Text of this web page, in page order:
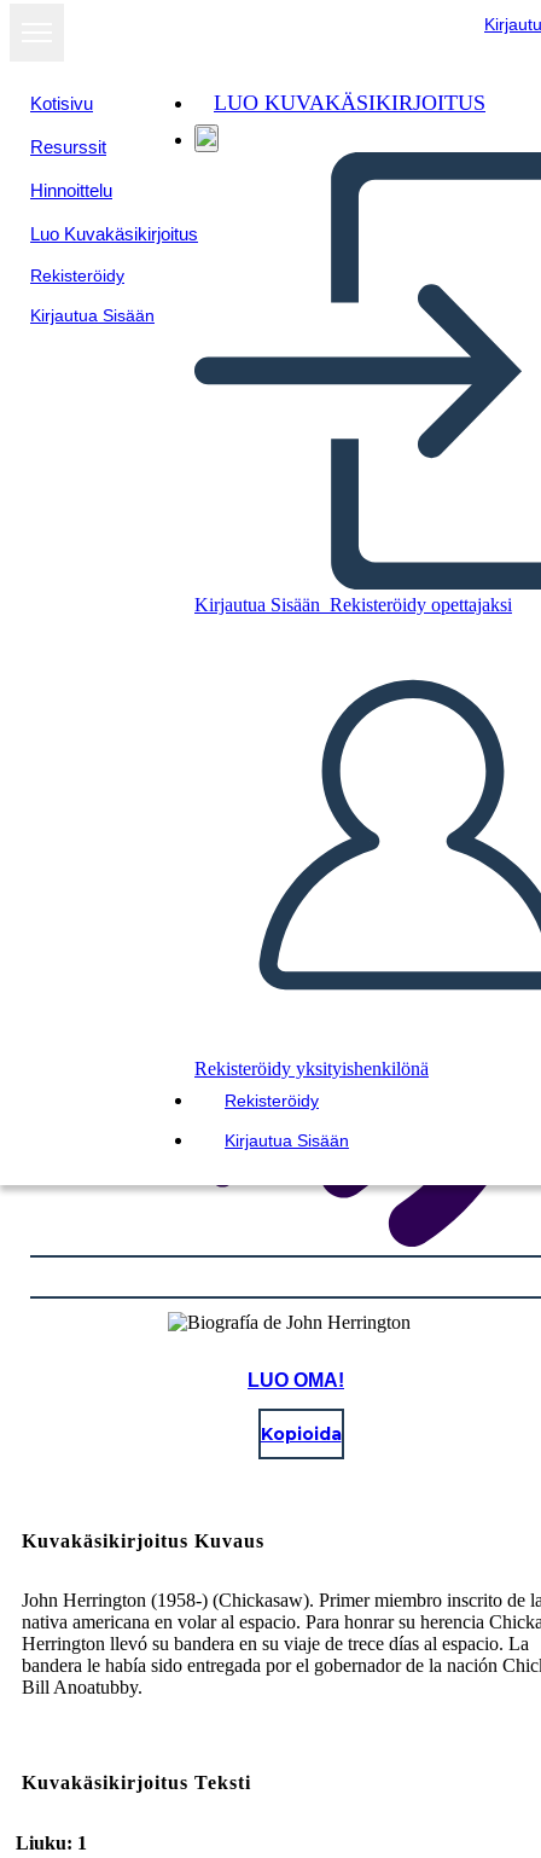
Kotisivu
Resurssit
Hinnoittelu
Luo Kuvakäsikirjoitus
Rekisteröidy
Kirjautua Sisään
LUO KUVAKÄSIKIRJOITUS
Kirjautua Sisään Rekisteröidy opettajaksi
Rekisteröidy yksityishenkilönä
Rekisteröidy
Kirjautua Sisään
TOISTA DIAESITYS
LUE MINULLE
LUO OMA!
Kopioida
Kuvakäsikirjoitus Kuvaus
John Herrington (1958-) (Chickasaw). Primer miembro inscrito de
nativa americana en volar al espacio. Para honrar su herencia
Herrington llevó su bandera en su viaje de trece días al espacio. La
bandera le había sido entregada por el gobernador de la nación
Bill Anoatubby.
Kuvakäsikirjoitus Teksti
Liuku: 1